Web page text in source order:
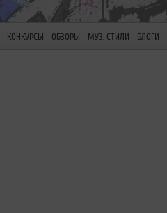
КОНКУРСЫ ОБЗОРЫ МУЗ. СТИЛИ БЛОГИ